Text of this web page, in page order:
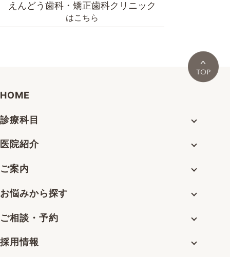
えんどう歯科・矯正歯科クリニック
はこちら
HOME
診療科目
医院紹介
ご案内
お悩みから探す
ご相談・予約
採用情報